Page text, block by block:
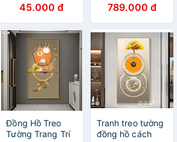
kèm theo ốc vít
45.000 đ 789.000 đ
Đồng Hồ Treo
Tường Trang Trí
Tranh treo tường
đồng hồ cách